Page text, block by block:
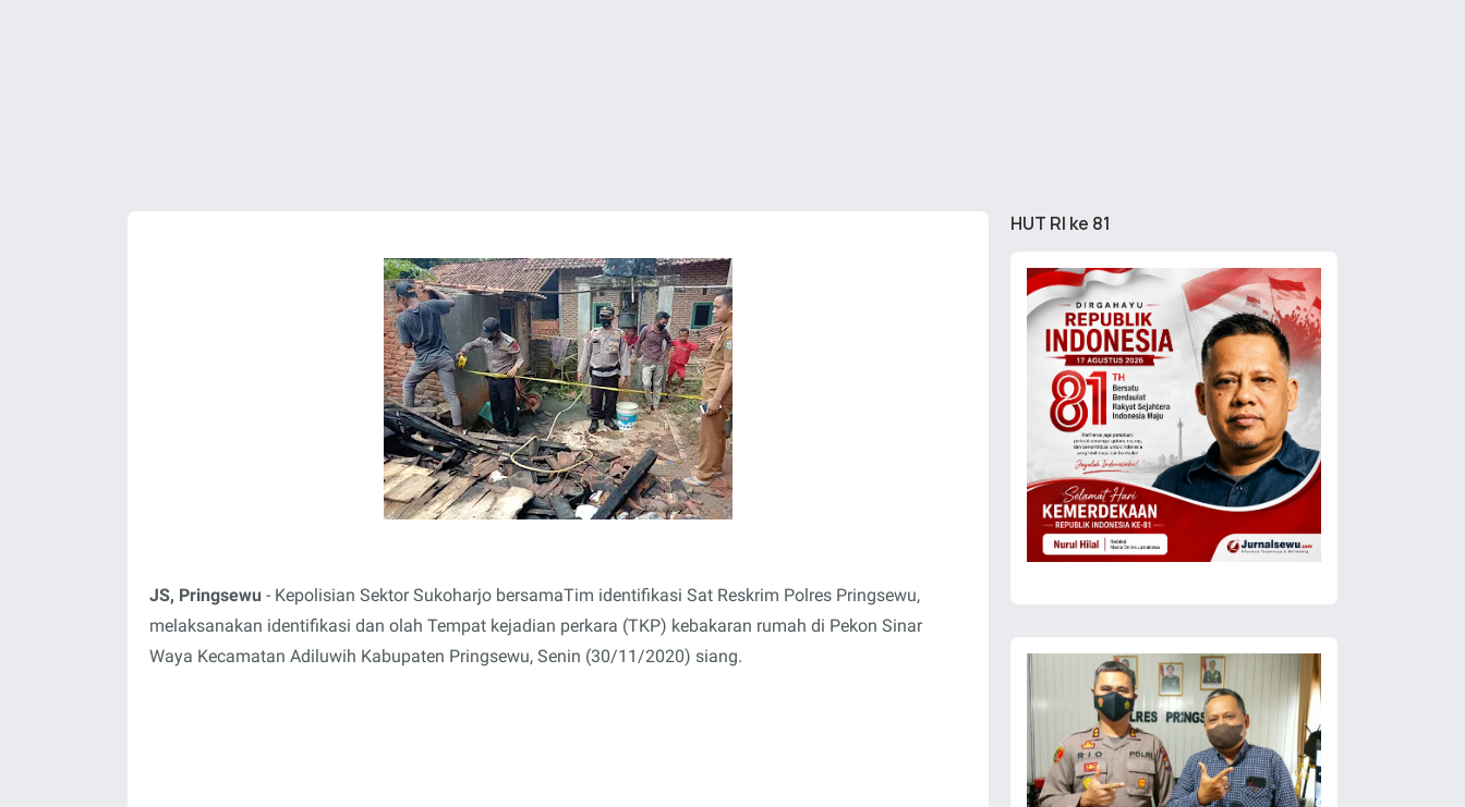
JS, Pringsewu - Kepolisian Sektor Sukoharjo bersamaTim identifikasi Sat Reskrim Polres Pringsewu,
melaksanakan identifikasi dan olah Tempat kejadian perkara (TKP) kebakaran rumah di Pekon Sinar
Waya Kecamatan Adiluwih Kabupaten Pringsewu, Senin (30/11/2020) siang.
HUT RI ke 81